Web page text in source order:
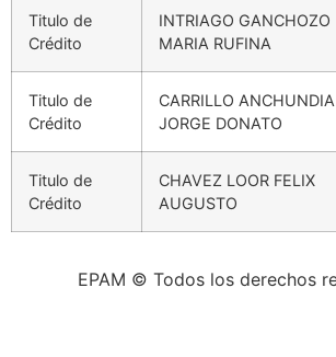
Titulo de
Crédito
INTRIAGO GANCHOZO
MARIA RUFINA
Titulo de
Crédito
CARRILLO ANCHUNDIA
JORGE DONATO
Titulo de
Crédito
CHAVEZ LOOR FELIX
AUGUSTO
EPAM © Todos los derechos